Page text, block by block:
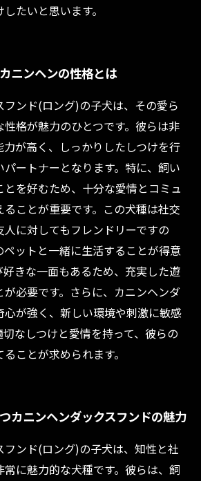
たいと思います。
ニンヘンの性格とは
フンド(ロング)の子犬は、その愛ら
性格が魅力のひとつです。彼らは非
が高く、しっかりしたしつけを行
パートナーとなります。特に、飼い
を好むため、十分な愛情とコミュ
ことが重要です。この犬種は社交
に対してもフレンドリーですの
ットと一緒に生活することが得意
きな一面もあるため、充実した遊
必要です。さらに、カニンヘンダ
心が強く、新しい環境や刺激に敏感
なしつけと愛情を持って、彼らの
ことが求められます。
カニンヘンダックスフンドの魅力
フンド(ロング)の子犬は、知性と社
に魅力的な犬種です。彼らは、飼